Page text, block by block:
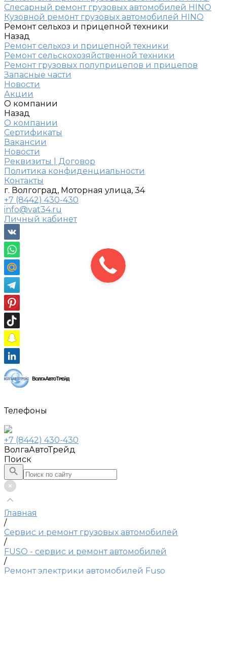
Слесарный ремонт грузовых автомобилей HINO
Кузовной ремонт грузовых автомобилей HINO
Ремонт сельхоз и прицепной техники
Назад
Ремонт сельхоз и прицепной техники
Ремонт сельскохозяйственной техники
Ремонт грузовых полуприцепов и прицепов
Запасные части
Новости
Акции
О компании
Назад
О компании
Сертификаты
Вакансии
Новости
Реквизиты | Договор
Политика конфиденциальности
Контакты
г. Волгоград, Моторная улица, 34
+7 (8442) 430-430
info@vat34.ru
Личный кабинет
Телефоны
+7 (8442) 430-430
ВолгаАвтоТрейд
Поиск
Главная
/
Сервис и ремонт грузовых автомобилей
/
FUSO - сервис и ремонт автомобилей
/
Ремонт электрики автомобилей Fuso